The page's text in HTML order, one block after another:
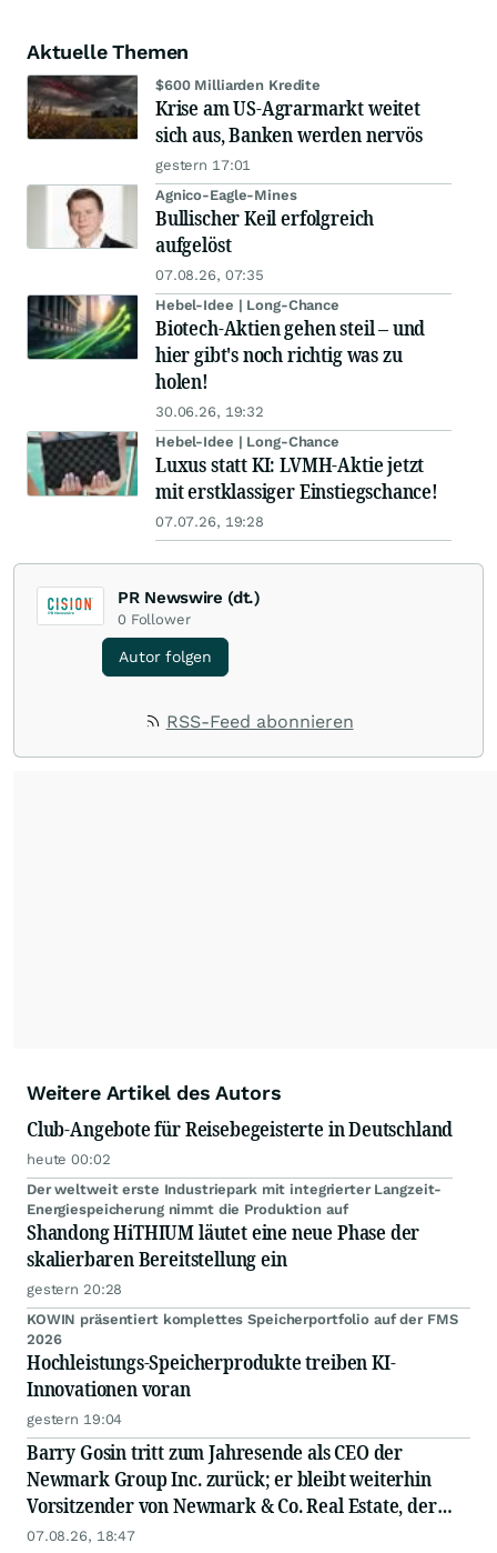
Aktuelle Themen
$600 Milliarden Kredite
Krise am US-Agrarmarkt weitet
sich aus, Banken werden nervös
gestern 17:01
Agnico-Eagle-Mines
Bullischer Keil erfolgreich
aufgelöst
07.08.26, 07:35
Hebel-Idee | Long-Chance
Biotech-Aktien gehen steil – und
hier gibt's noch richtig was zu
holen!
30.06.26, 19:32
Hebel-Idee | Long-Chance
Luxus statt KI: LVMH-Aktie jetzt
mit erstklassiger Einstiegschance!
07.07.26, 19:28
PR Newswire (dt.)
0 Follower
Autor folgen
RSS-Feed abonnieren
Weitere Artikel des Autors
Club-Angebote für Reisebegeisterte in Deutschland
heute 00:02
Der weltweit erste Industriepark mit integrierter Langzeit-
Energiespeicherung nimmt die Produktion auf
Shandong HiTHIUM läutet eine neue Phase der
skalierbaren Bereitstellung ein
gestern 20:28
KOWIN präsentiert komplettes Speicherportfolio auf der FMS
2026
Hochleistungs-Speicherprodukte treiben KI-
Innovationen voran
gestern 19:04
Barry Gosin tritt zum Jahresende als CEO der
Newmark Group Inc. zurück; er bleibt weiterhin
Vorsitzender von Newmark & Co. Real Estate, der
operativen Gesellschaft von Newmark
07.08.26, 18:47